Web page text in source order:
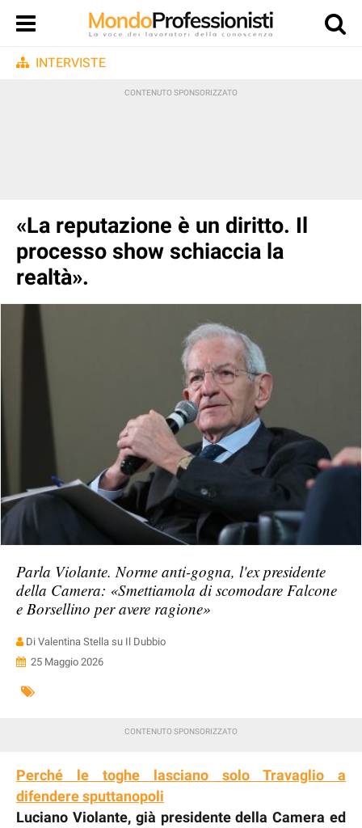
INTERVISTE
«La reputazione è un diritto. Il
processo show schiaccia la
realtà».
Parla Violante. Norme anti-gogna, l'ex presidente
della Camera: «Smettiamola di scomodare Falcone
e Borsellino per avere ragione»
Di Valentina Stella su Il Dubbio
25 Maggio 2026
Perché le toghe lasciano solo Travaglio a
difendere sputtanopoli
Luciano Violante, già presidente della Camera ed